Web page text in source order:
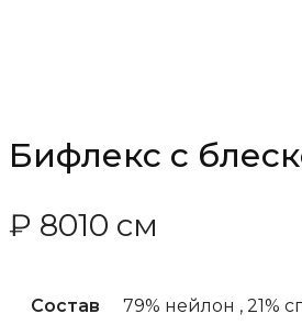
Бифлекс с
₽ 8010 см
Состав 79% нейлон , 21%